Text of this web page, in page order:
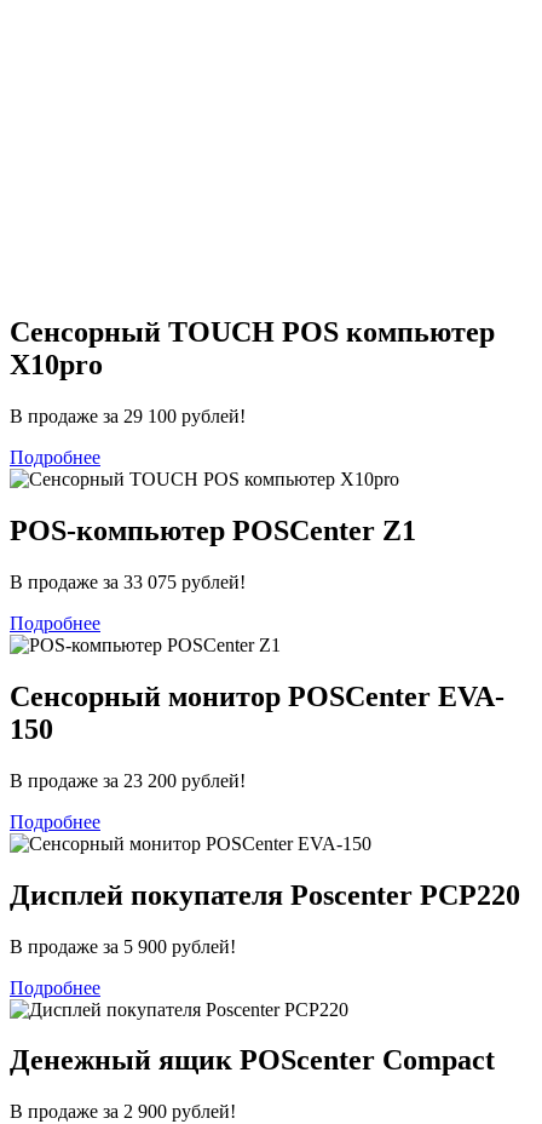
Сенсорный TOUCH POS компьютер
X10pro
В продаже за 29 100 рублей!
Подробнее
POS-компьютер POSCenter Z1
В продаже за 33 075 рублей!
Подробнее
Сенсорный монитор POSCenter EVA-
150
В продаже за 23 200 рублей!
Подробнее
Дисплей покупателя Poscenter PCP220
В продаже за 5 900 рублей!
Подробнее
Денежный ящик POScenter Compact
В продаже за 2 900 рублей!